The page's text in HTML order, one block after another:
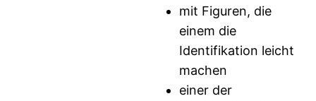
mit Figuren, die
einem die
Identifikation leicht
machen
einer der